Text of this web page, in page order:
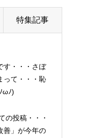
特集記事
・余計なこと
す・・・さぼ
って・・・恥
ωﾉ)
投稿・・・
善」が今年の